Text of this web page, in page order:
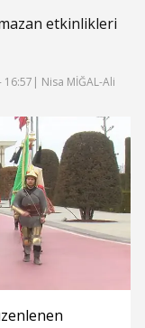
etkinlikleri
16:57 | Nisa MİĞAL-Ali